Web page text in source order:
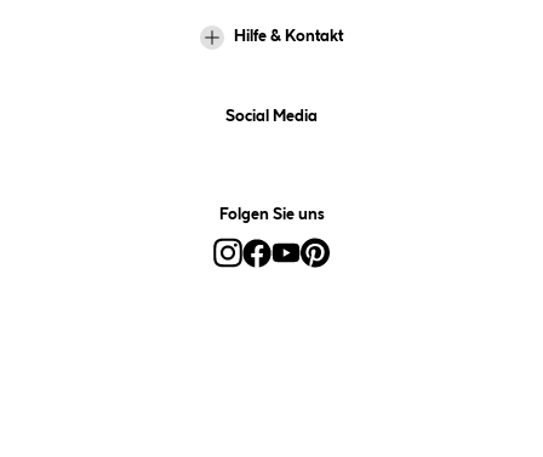
Hilfe & Kontakt
Social Media
Folgen Sie uns